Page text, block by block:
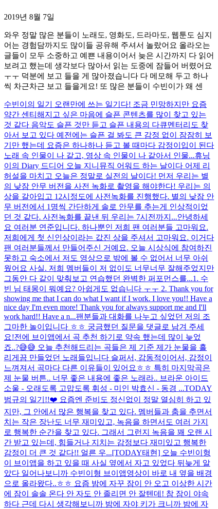
2019년 8월 7일
와우 정말 많은 분들이 노래도, 영화도, 드라마도, 웹툰도 심지
어는 경험담까지도 많이들 공유해 주셔서 놀랐어요 올라오는
글들이 모두 소중하고 예쁜 내용이어서 늦은 시간까지 다 읽어
보려고 했는데 생각보다 많아서 읽는 도중에 잠들어 버렸어요
ㅜㅜ 덕분에 보고 들을 게 많아졌습니다 다 메모해 두고 하나
씩 차근차근 보고 들을게요! 또 많은 분들이 수빈이가 왜 센
수빈이의 일기 오랜만에 쓰는 일기다! 조금 민망하지만 요즘
약간 센티해지고 싶은 마음에 슬픈 콘텐츠를 많이 찾고 있는
것 같다 음악도 슬픈 것만 듣고 슬픈 내용의 다큐멘터리도 찾
아서 보고 있다 예전에는 슬픈 걸 봐도 큰 감정 없이 잠잠히 보
기만 했는데 요즘은 하나하나 듣고 볼 때마다 감정이입이 된다
노래 속 인물이 나 같고, 영상 속 인물이 나 같아서 인물...휴닝
이의 Diary 드디어 오늘 지니뮤직 어워드 하는 날이다 어제 리
허설을 마치고 오늘은 정말로 실전의 날이다! 먼저 우리는 별
의 낮잠 안무 버전을 사전 녹화로 촬영을 해야한다! 우리는 의
상을 갈아입고 12시정도에 사전녹화를 진행했다. 별의 낮잠 안
무 버전에서 1명씩 간단하게 솔로 안무를 추는게 인상적이었
던 것 같다. 사전녹화를 끝낸 뒤 우리는 7시전까지...안녕하세
요 여러분 연준입니다. 하나뿐인 저희 팬 여러분들 고마워요.
저희에게 첫 신인상이라는 값진 상을 주셔서 고마워요. 이거다
팬 여러분들께서 만들어주신 거예요. 오늘 시상식에 참여하진
못하고 숙소에서 저도 영상으로 밖에 볼 수 없어서 너무 아쉬
웠어요 사실. 저희 멤버들이 저 없이도 너무너무 잘해주었지만
그동안 다 같이 맞춰보고 연습했던 완벽한 퍼포먼스를...1. 수
빈 님 태몽이 뭐예요? 아쉽게도 없습니다 ㅜㅜ 2. Thank you for
showing me that I can do what I want if I work. I love you!! Have a
nice day I'm even more! Thank you for always support me and I'll
work hard!! Have a n...팬분들과 대화를 나누고 싶었던 저의 조
그마한 놀이입니다 ㅎㅎ 궁금했던 질문을 댓글로 남겨 주세
요!전에 브이앱에서 곡 추천 하기로 약속 했는데 많이 늦었
죠..?😅😅 오늘 추천해드리는 곡들은 제 기준 제가 눈물을 흘
리게끔 만들었던 노래들입니다 슬퍼서, 감동적이어서, 감정이
느껴져서 곡마다 다른 이유들이 있어요ㅎㅎ 특히 마지막곡은
제 눈물 버튼.. 너무 좋은 내용에 좋은 노래라.. 브라운 아이드
소울 - 오래도록 고맙도록 휘성 - 미인 박효신 - 동경 ...TODAY
범규의 일기!!❤️ 요즘엔 준비도 정신없이 정말 열심히 하고 있
지만, 그 안에서 많은 행복을 찾고 있다. 멤버들과 춤을 추면서
치는 작은 장난도 너무 재미있고, 녹음을 하면서도 여러 가지
로 행복한 순간을 찾고 있다. 그래서 그런지 녹음을 꽤 오랜 시
간 받고 있는데, 힘들거나 지치는 감정보다 재미있고 행복한
감정이 더 큰 것 같다!! 얼른 우...[TODAY태현] 오늘 수빈이형
이 브이앱을 하고 있을 때 사실 옆에서 자고 있었다 뒤늦게 알
았다 일어나보니까 수빈이형 브이앱영상이 바로 내 옆을 배경
으로 올라왔다..ㅎㅎ 요즘 밤에 자꾸 잠이 안 오고 이상한 시간
에 잠이 솔솔 온다 안 자도 안 졸리면 안 잘텐데! 참 잠이 야속
하다 근데 다시 생각해보니까 밤에 자야 키가 크니까 밤에 자